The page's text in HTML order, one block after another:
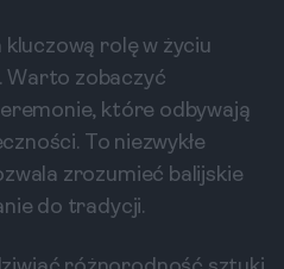
rolę w życiu
Warto zobaczyć
które odbywają
To niezwykłe
zrozumieć balijskie
do tradycji.